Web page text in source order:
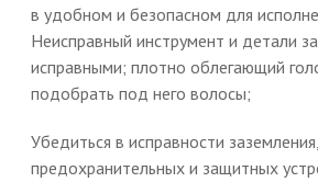
в удобном и безопасном для
Неисправный инструмент и детали
исправными; плотно облегающий
подобрать под него волосы;
Убедиться в исправности заземления,
предохранительных и защитных